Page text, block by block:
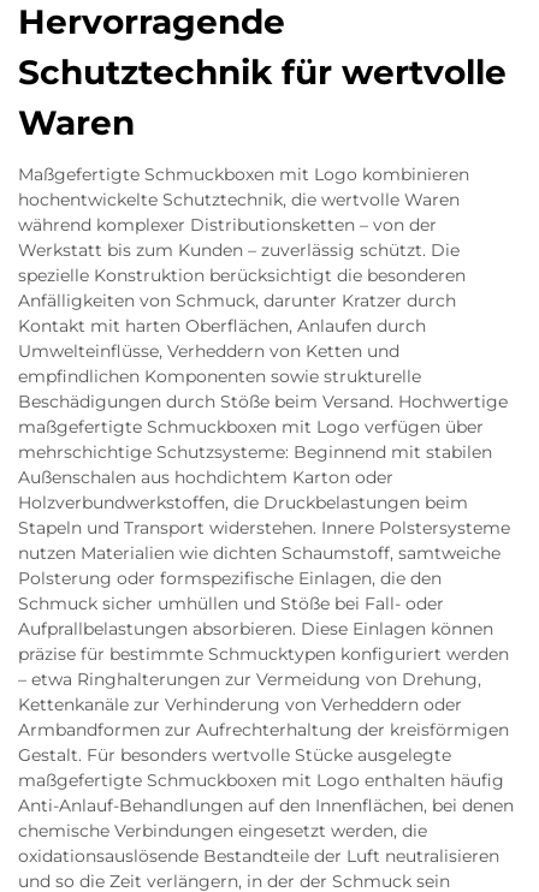
Hervorragende
Schutztechnik für wertvolle
Waren
Maßgefertigte Schmuckboxen mit Logo kombinieren
hochentwickelte Schutztechnik, die wertvolle Waren
während komplexer Distributionsketten – von der
Werkstatt bis zum Kunden – zuverlässig schützt. Die
spezielle Konstruktion berücksichtigt die besonderen
Anfälligkeiten von Schmuck, darunter Kratzer durch
Kontakt mit harten Oberflächen, Anlaufen durch
Umwelteinflüsse, Verheddern von Ketten und
empfindlichen Komponenten sowie strukturelle
Beschädigungen durch Stöße beim Versand. Hochwertige
maßgefertigte Schmuckboxen mit Logo verfügen über
mehrschichtige Schutzsysteme: Beginnend mit stabilen
Außenschalen aus hochdichtem Karton oder
Holzverbundwerkstoffen, die Druckbelastungen beim
Stapeln und Transport widerstehen. Innere Polstersysteme
nutzen Materialien wie dichten Schaumstoff, samtweiche
Polsterung oder formspezifische Einlagen, die den
Schmuck sicher umhüllen und Stöße bei Fall- oder
Aufprallbelastungen absorbieren. Diese Einlagen können
präzise für bestimmte Schmucktypen konfiguriert werden
– etwa Ringhalterungen zur Vermeidung von Drehung,
Kettenkanäle zur Verhinderung von Verheddern oder
Armbandformen zur Aufrechterhaltung der kreisförmigen
Gestalt. Für besonders wertvolle Stücke ausgelegte
maßgefertigte Schmuckboxen mit Logo enthalten häufig
Anti-Anlauf-Behandlungen auf den Innenflächen, bei denen
chemische Verbindungen eingesetzt werden, die
oxidationsauslösende Bestandteile der Luft neutralisieren
und so die Zeit verlängern, in der der Schmuck sein